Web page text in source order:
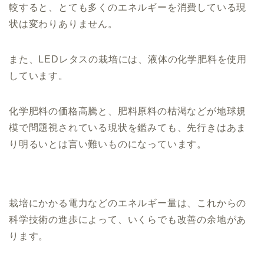
較すると、とても多くのエネルギーを消費している現
状は変わりありません。
また、LEDレタスの栽培には、液体の化学肥料を使用
しています。
化学肥料の価格高騰と、肥料原料の枯渇などが地球規
模で問題視されている現状を鑑みても、先行きはあま
り明るいとは言い難いものになっています。
栽培にかかる電力などのエネルギー量は、これからの
科学技術の進歩によって、いくらでも改善の余地があ
ります。